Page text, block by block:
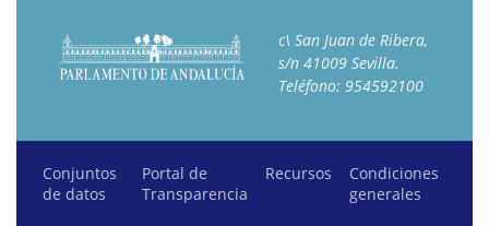
c\ San Juan de Ribera,
s/n 41009 Sevilla.
Teléfono: 954592100
Conjuntos
de datos
Portal de
Transparencia
Recursos
Condiciones
generales